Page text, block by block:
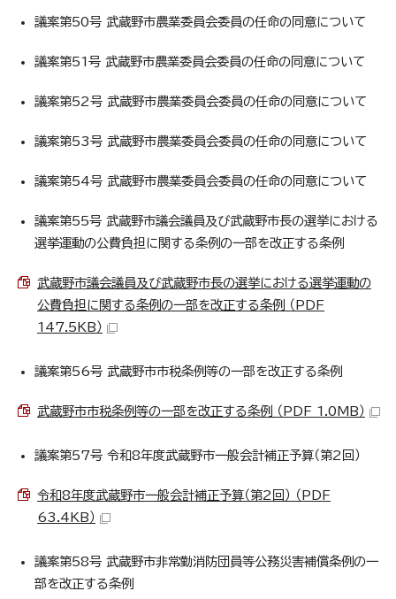
議案第50号 武蔵野市農業委員会委員の任命の同意について
議案第51号 武蔵野市農業委員会委員の任命の同意について
議案第52号 武蔵野市農業委員会委員の任命の同意について
議案第53号 武蔵野市農業委員会委員の任命の同意について
議案第54号 武蔵野市農業委員会委員の任命の同意について
議案第55号 武蔵野市議会議員及び武蔵野市長の選挙における
選挙運動の公費負担に関する条例の一部を改正する条例
武蔵野市議会議員及び武蔵野市長の選挙における選挙運動の
公費負担に関する条例の一部を改正する条例 （PDF
147.5KB）
議案第56号 武蔵野市市税条例等の一部を改正する条例
武蔵野市市税条例等の一部を改正する条例 （PDF 1.0MB）
議案第57号 令和8年度武蔵野市一般会計補正予算（第2回）
令和8年度武蔵野市一般会計補正予算（第2回） （PDF
63.4KB）
議案第58号 武蔵野市非常勤消防団員等公務災害補償条例の一
部を改正する条例